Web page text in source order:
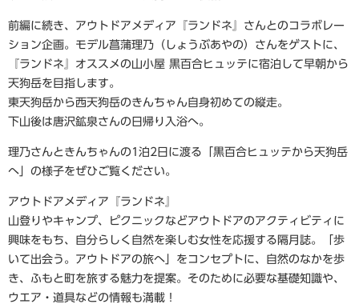
前編に続き、アウトドアメディア『ランドネ』さんとのコラボレー
ション企画。モデル菖蒲理乃（しょうぶあやの）さんをゲストに、
『ランドネ』オススメの山小屋 黒百合ヒュッテに宿泊して早朝から
天狗岳を目指します。
東天狗岳から西天狗岳のきんちゃん自身初めての縦走。
下山後は唐沢鉱泉さんの日帰り入浴へ。
理乃さんときんちゃんの1泊2日に渡る「黒百合ヒュッテから天狗岳
へ」の様子をぜひご覧ください。
​​アウトドアメディア『ランドネ』
山登りやキャンプ、ピクニックなどアウトドアのアクティビティに
興味をもち、自分らしく自然を楽しむ女性を応援する隔月誌。「歩
いて出会う。アウトドアの旅へ」をコンセプトに、自然のなかを歩
き、ふもと町を旅する魅力を提案。そのために必要な基礎知識や、
ウエア・道具などの情報も満載！